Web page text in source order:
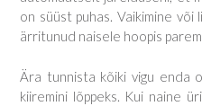
on süüst puhas. Vaikimine
ärritunud naisele hoopis
Ära tunnista kõiki vigu enda
kiiremini lõppeks. Kui naine